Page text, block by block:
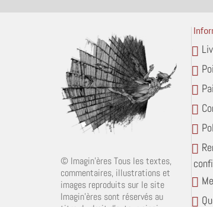
© Imagin'ères Tous les textes,
commentaires, illustrations et
images reproduits sur le site
Imagin'ères sont réservés au